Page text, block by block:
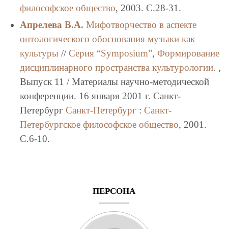
философское общество, 2003. C.28-31.
Апрелева В.А. Мифотворчество в аспекте
онтологического обоснования музыки как
культуры// Серия “Symposium”, Формирование
дисциплинарного пространства культурологии. ,
Выпуск 11 / Материалы научно-методической
конференции. 16 января 2001 г. Санкт-
Петербург Санкт-Петербург: Санкт-
Петербургское философское общество, 2001.
C.6-10.
ПЕРСОНА